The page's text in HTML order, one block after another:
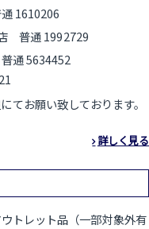
1610206
普通 1992729
通 5634452
てお願い致しております。
詳しく見る
トレット品（一部対象外有